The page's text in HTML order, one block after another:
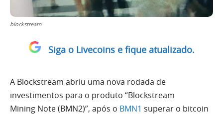
blockstream
Siga o Livecoins e fique atualizado.
A Blockstream abriu uma nova rodada de
investimentos para o produto “Blockstream
Mining Note (BMN2)”, após o BMN1 superar o bitcoin